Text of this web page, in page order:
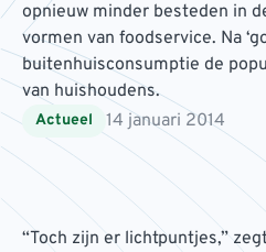
opnieuw minder besteden in
vormen van foodservice. Na
buitenhuisconsumptie de
van huishoudens.
Actueel 14 januari 2014
“Toch zijn er lichtpuntjes,”